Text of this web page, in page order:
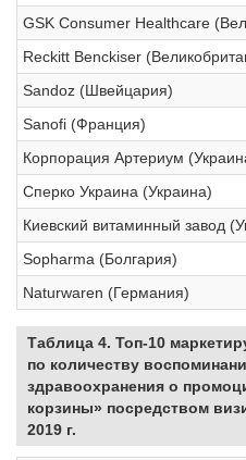
GSK Consumer Healthcare
Reckitt Benckiser
Sandoz (Швейцария)
Sanofi (Франция)
Корпорация Артериум
Сперко Украина (Украина)
Киевский витаминный завод
Sopharma (Болгария)
Naturwaren (Германия)
Таблица 4. Топ-10
по количеству
здравоохранения о
корзины» посредством
2019 г.